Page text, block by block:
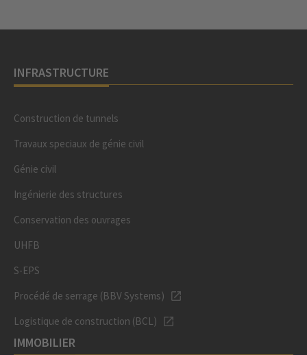
INFRASTRUCTURE
Construction de tunnels
Travaux speciaux de génie civil
Génie civil
Ingénierie des structures
Conservation des ouvrages
UHFB
S-EPS
Procédé de serrage (BBV Systems)
Logistique de construction (BCL)
IMMOBILIER